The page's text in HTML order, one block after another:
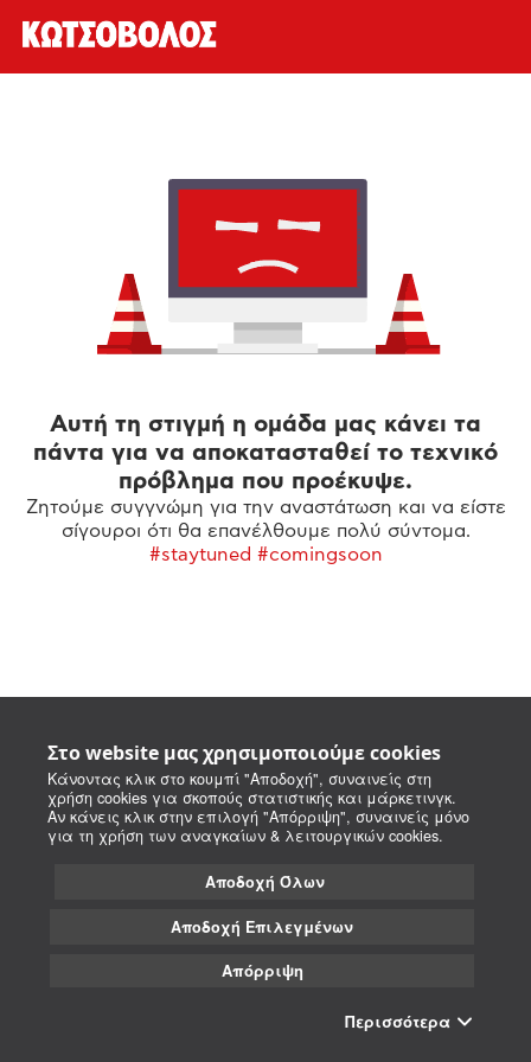
Στο website μας χρησιμοποιούμε cookies
Κάνοντας κλικ στο κουμπί "Αποδοχή", συναινείς στη
χρήση cookies για σκοπούς στατιστικής και μάρκετινγκ.
Αν κάνεις κλικ στην επιλογή "Απόρριψη", συναινείς μόνο
για τη χρήση των αναγκαίων & λειτουργικών cookies.
Αποδοχή Όλων
Αποδοχή Επιλεγμένων
Απόρριψη
Περισσότερα
Αυτή τη στιγμή η ομάδα μας κάνει τα
πάντα για να αποκατασταθεί το τεχνικό
πρόβλημα που προέκυψε.
Ζητούμε συγγνώμη για την αναστάτωση και να είστε
σίγουροι ότι θα επανέλθουμε πολύ σύντομα.
#staytuned #comingsoon